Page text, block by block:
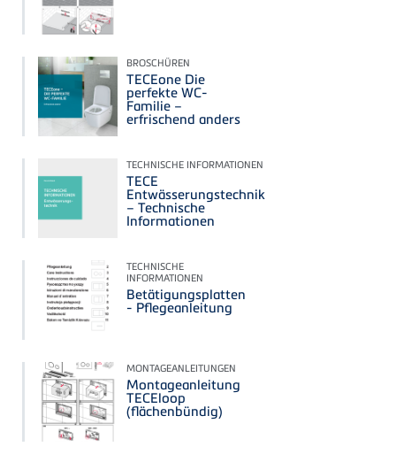
BROSCHÜREN
TECEone Die
perfekte WC-
Familie –
erfrischend anders
TECHNISCHE INFORMATIONEN
TECE
Entwässerungstechnik
– Technische
Informationen
TECHNISCHE
INFORMATIONEN
Betätigungsplatten
- Pflegeanleitung
MONTAGEANLEITUNGEN
Montageanleitung
TECEloop
(flächenbündig)